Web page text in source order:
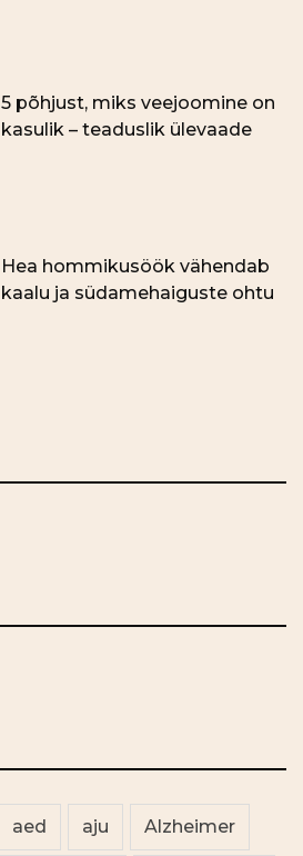
5 põhjust, miks veejoomine on
kasulik – teaduslik ülevaade
Hea hommikusöök vähendab
kaalu ja südamehaiguste ohtu
aed aju Alzheimer